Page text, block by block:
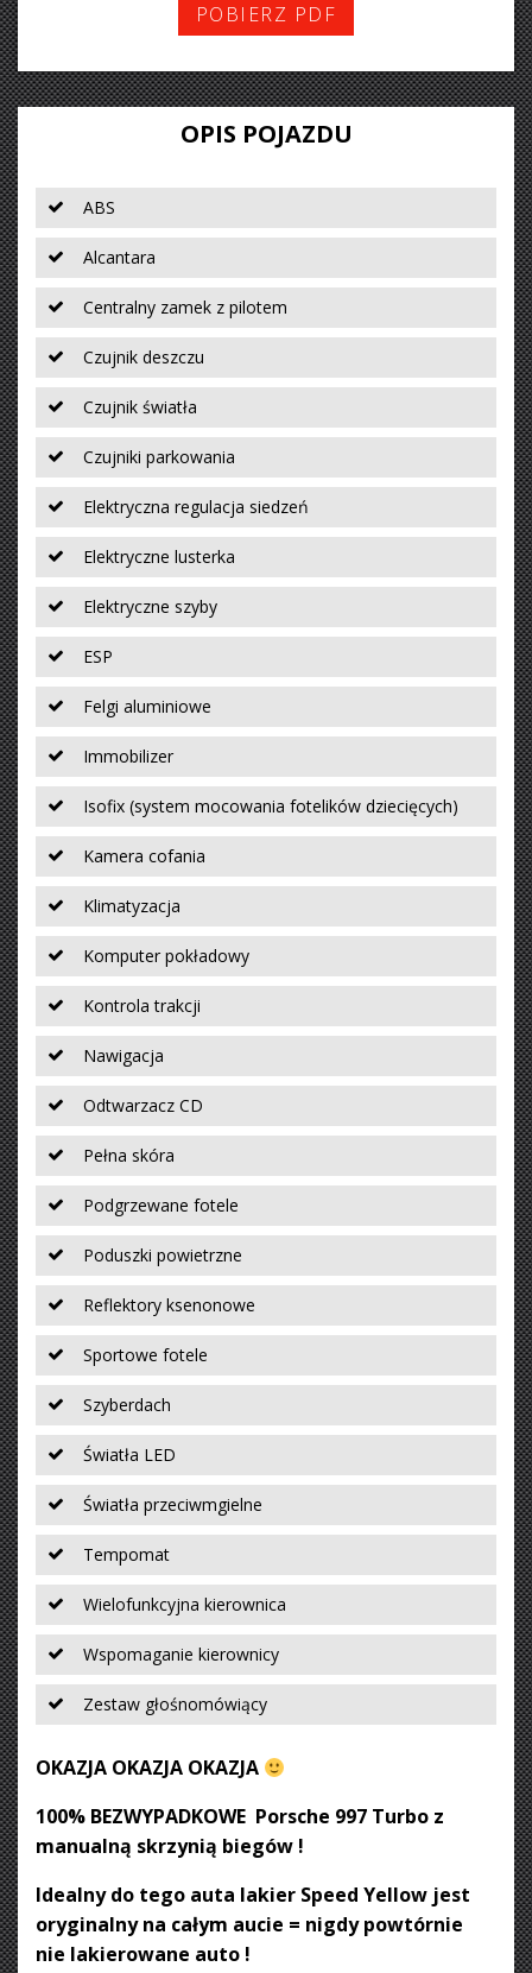
POBIERZ PDF
OPIS POJAZDU
ABS
Alcantara
Centralny zamek z pilotem
Czujnik deszczu
Czujnik światła
Czujniki parkowania
Elektryczna regulacja siedzeń
Elektryczne lusterka
Elektryczne szyby
ESP
Felgi aluminiowe
Immobilizer
Isofix (system mocowania fotelików dziecięcych)
Kamera cofania
Klimatyzacja
Komputer pokładowy
Kontrola trakcji
Nawigacja
Odtwarzacz CD
Pełna skóra
Podgrzewane fotele
Poduszki powietrzne
Reflektory ksenonowe
Sportowe fotele
Szyberdach
Światła LED
Światła przeciwmgielne
Tempomat
Wielofunkcyjna kierownica
Wspomaganie kierownicy
Zestaw głośnomówiący
OKAZJA OKAZJA OKAZJA
100% BEZWYPADKOWE Porsche 997 Turbo z
manualną skrzynią biegów !
Idealny do tego auta lakier Speed Yellow jest
oryginalny na całym aucie = nigdy powtórnie
nie lakierowane auto !